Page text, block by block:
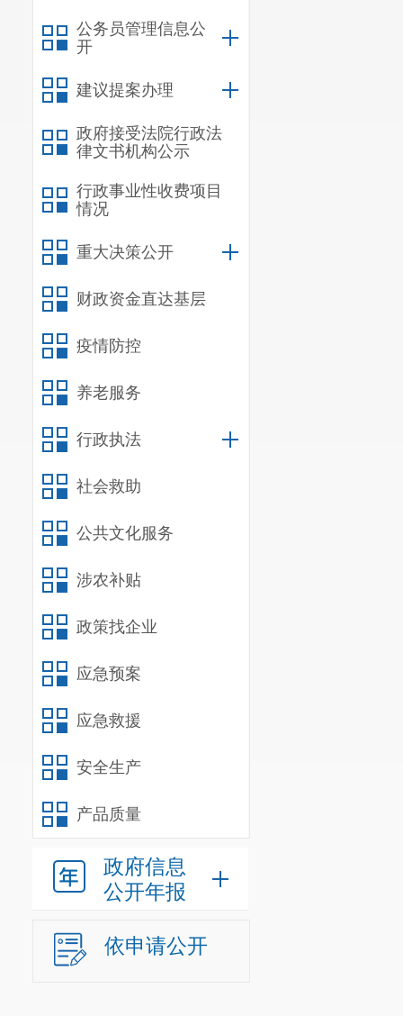
公务员管理信息公
开
建议提案办理
政府接受法院行政法
律文书机构公示
行政事业性收费项目
情况
重大决策公开
财政资金直达基层
疫情防控
养老服务
行政执法
社会救助
公共文化服务
涉农补贴
政策找企业
应急预案
应急救援
安全生产
产品质量
政府信息
公开年报
依申请公开